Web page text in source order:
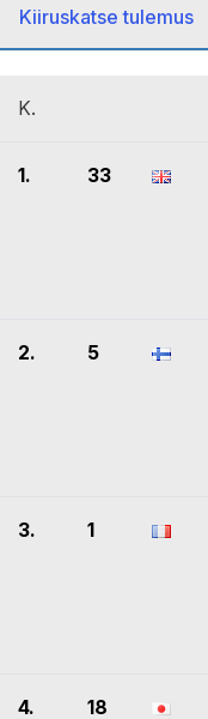
Kiiruskatse tulemus
K.
1. 33
2. 5
3. 1
4. 18